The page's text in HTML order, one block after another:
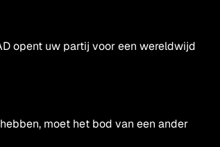
opent uw partij voor een wereldwijd
moet het bod van een ander